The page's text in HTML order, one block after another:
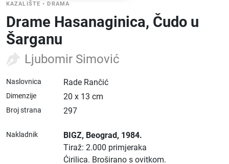
KAZALIŠTE •DRAMA
Drame Hasanaginica, Čudo u
Šarganu
Ljubomir Simović
Naslovnica Rade Rančić
Dimenzije 20 x 13 cm
Broj strana 297
Nakladnik BIGZ, Beograd, 1984.
Tiraž: 2.000 primjeraka
Ćirilica. Broširano s ovitkom.